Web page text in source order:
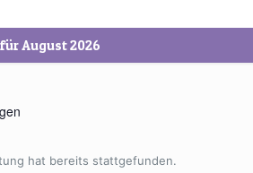
August 2026
hat bereits stattgefunden.